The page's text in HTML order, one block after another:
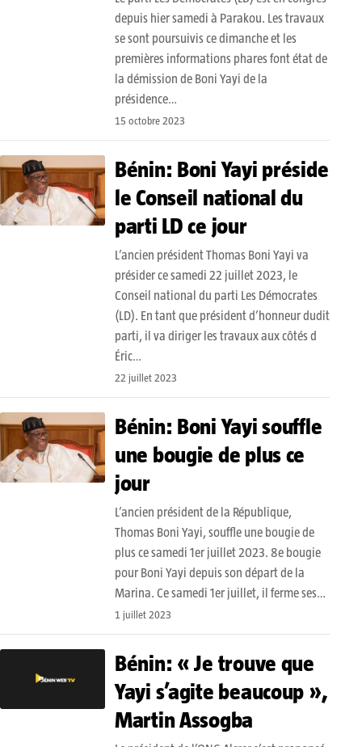
depuis hier samedi à Parakou. Les travaux
se sont poursuivis ce dimanche et les
premières informations phares font état de
la démission de Boni Yayi de la
présidence…
15 octobre 2023
Bénin: Boni Yayi préside
le Conseil national du
parti LD ce jour
L’ancien président Thomas Boni Yayi va
présider ce samedi 22 juillet 2023, le
Conseil national du parti Les Démocrates
(LD). En tant que président d’honneur dudit
parti, il va diriger les travaux aux côtés d
Éric…
22 juillet 2023
Bénin: Boni Yayi souffle
une bougie de plus ce
jour
L’ancien président de la République,
Thomas Boni Yayi, souffle une bougie de
plus ce samedi 1er juillet 2023. 8e bougie
pour Boni Yayi depuis son départ de la
Marina. Ce samedi 1er juillet, il ferme ses…
1 juillet 2023
Bénin: « Je trouve que
Yayi s’agite beaucoup »,
Martin Assogba